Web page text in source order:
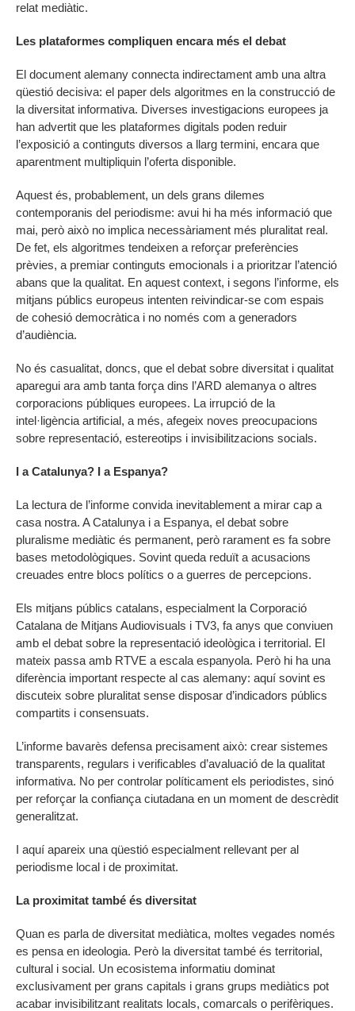
relat mediàtic.
Les plataformes compliquen encara més el debat
El document alemany connecta indirectament amb una altra
qüestió decisiva: el paper dels algoritmes en la construcció de
la diversitat informativa. Diverses investigacions europees ja
han advertit que les plataformes digitals poden reduir
l’exposició a continguts diversos a llarg termini, encara que
aparentment multipliquin l’oferta disponible.
Aquest és, probablement, un dels grans dilemes
contemporanis del periodisme: avui hi ha més informació que
mai, però això no implica necessàriament més pluralitat real.
De fet, els algoritmes tendeixen a reforçar preferències
prèvies, a premiar continguts emocionals i a prioritzar l’atenció
abans que la qualitat. En aquest context, i segons l’informe, els
mitjans públics europeus intenten reivindicar-se com espais
de cohesió democràtica i no només com a generadors
d’audiència.
No és casualitat, doncs, que el debat sobre diversitat i qualitat
aparegui ara amb tanta força dins l’ARD alemanya o altres
corporacions públiques europees. La irrupció de la
intel·ligència artificial, a més, afegeix noves preocupacions
sobre representació, estereotips i invisibilitzacions socials.
I a Catalunya? I a Espanya?
La lectura de l’informe convida inevitablement a mirar cap a
casa nostra. A Catalunya i a Espanya, el debat sobre
pluralisme mediàtic és permanent, però rarament es fa sobre
bases metodològiques. Sovint queda reduït a acusacions
creuades entre blocs polítics o a guerres de percepcions.
Els mitjans públics catalans, especialment la Corporació
Catalana de Mitjans Audiovisuals i TV3, fa anys que conviuen
amb el debat sobre la representació ideològica i territorial. El
mateix passa amb RTVE a escala espanyola. Però hi ha una
diferència important respecte al cas alemany: aquí sovint es
discuteix sobre pluralitat sense disposar d’indicadors públics
compartits i consensuats.
L’informe bavarès defensa precisament això: crear sistemes
transparents, regulars i verificables d’avaluació de la qualitat
informativa. No per controlar políticament els periodistes, sinó
per reforçar la confiança ciutadana en un moment de descrèdit
generalitzat.
I aquí apareix una qüestió especialment rellevant per al
periodisme local i de proximitat.
La proximitat també és diversitat
Quan es parla de diversitat mediàtica, moltes vegades només
es pensa en ideologia. Però la diversitat també és territorial,
cultural i social. Un ecosistema informatiu dominat
exclusivament per grans capitals i grans grups mediàtics pot
acabar invisibilitzant realitats locals, comarcals o perifèriques.